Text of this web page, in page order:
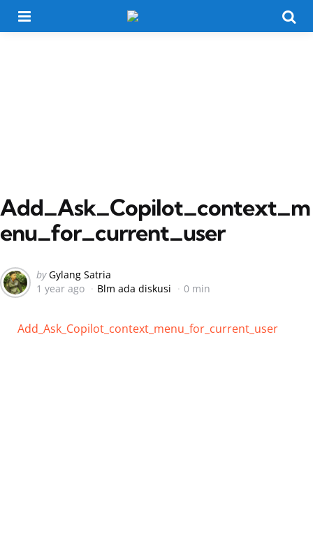
Add_Ask_Copilot_context_m
enu_for_current_user
Posted
by
by Gylang Satria
1 year ago
Blm ada diskusi 0 min
Add_Ask_Copilot_context_menu_for_current_user